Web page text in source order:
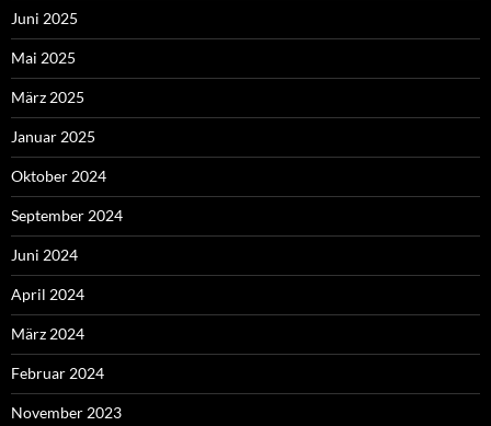
Juni 2025
Mai 2025
März 2025
Januar 2025
Oktober 2024
September 2024
Juni 2024
April 2024
März 2024
Februar 2024
November 2023